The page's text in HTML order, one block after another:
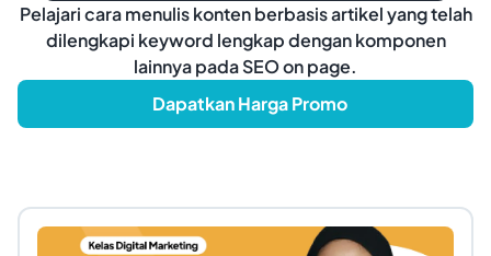
Pelajari cara menulis konten berbasis artikel yang telah
dilengkapi keyword lengkap dengan komponen
lainnya pada SEO on page.
Dapatkan Harga Promo